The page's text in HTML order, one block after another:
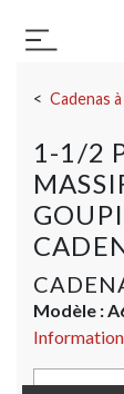
Basculer
Cadenas
1-1/2
Modèle :